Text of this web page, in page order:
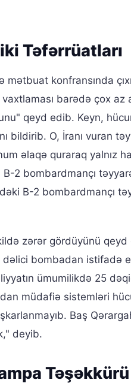
Təfərrüatları
konfransında
barədə çox
qeyd edib. Keyn,
bildirib. O, İranı vuran
əlaqə quraraq yalnız
2 bombardmançı
B-2 bombardmançı
zərər gördüyünü
bombadan istifadə
ümumilikdə 25
müdafiə sistemləri
Baş
deyib.
Təşəkkürü